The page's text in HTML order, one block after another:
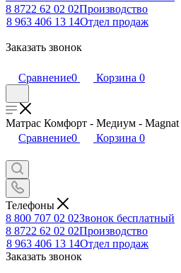
8 8722 62 02 02Производство
8 963 406 13 14Отдел продаж
Заказать звонок
Сравнение0 Корзина 0
Матрас Комфорт - Медиум - Magnat
Сравнение0 Корзина 0
Телефоны
8 800 707 02 02Звонок бесплатный
8 8722 62 02 02Производство
8 963 406 13 14Отдел продаж
Заказать звонок